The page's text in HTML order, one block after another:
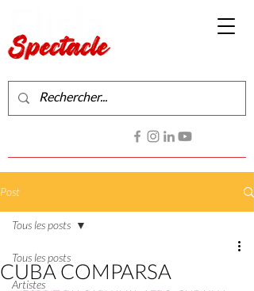
Post
Tous les posts
Artistes
Tous les posts
CUBA COMPARSA